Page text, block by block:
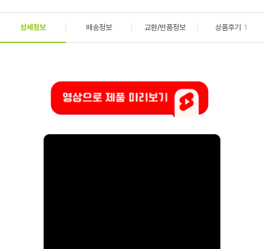
상세정보 배송정보 교환/반품정보 상품후기 1